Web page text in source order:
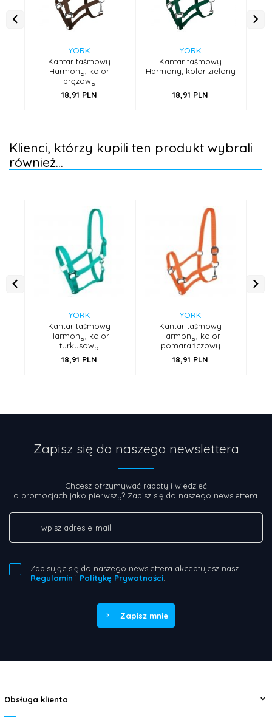
YORK
Kantar taśmowy
Harmony, kolor
brązowy
18,91 PLN
YORK
Kantar taśmowy
Harmony, kolor zielony
18,91 PLN
Klienci, którzy kupili ten produkt wybrali
również...
YORK
Kantar taśmowy
Harmony, kolor
turkusowy
18,91 PLN
YORK
Kantar taśmowy
Harmony, kolor
pomarańczowy
18,91 PLN
Zapisz się do naszego newslettera
Chcesz otrzymywać rabaty i wiedzieć
o promocjach jako pierwszy? Zapisz się do naszego newslettera.
Zapisując się do naszego newslettera akceptujesz nasz
Regulamin i Politykę Prywatności
Zapisz mnie
Obsługa klienta